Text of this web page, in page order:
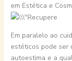
em Estética e
Em paralelo ao
estéticos pode ser
autoestima e a